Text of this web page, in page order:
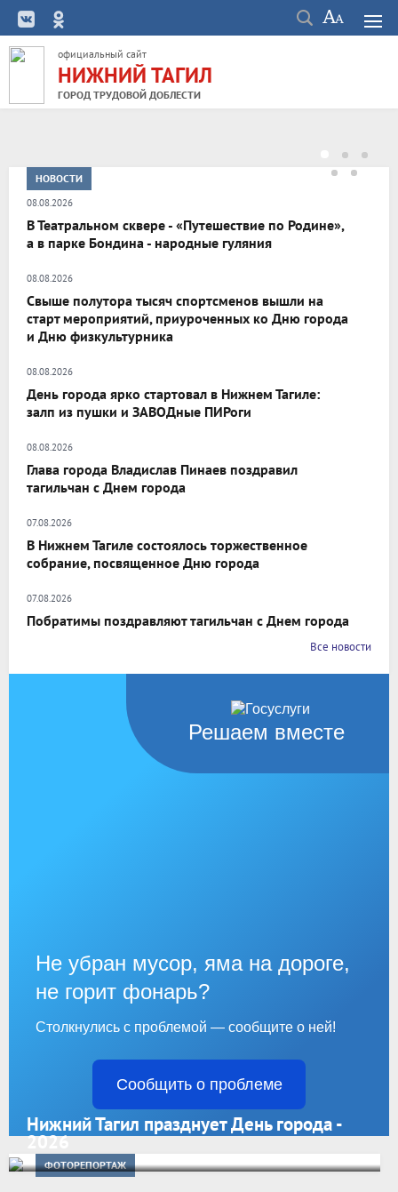
официальный сайт
НИЖНИЙ ТАГИЛ
ГОРОД ТРУДОВОЙ ДОБЛЕСТИ
НОВОСТИ
08.08.2026
В Театральном сквере - «Путешествие по Родине»,
а в парке Бондина - народные гуляния
08.08.2026
Свыше полутора тысяч спортсменов вышли на
старт мероприятий, приуроченных ко Дню города
и Дню физкультурника
08.08.2026
День города ярко стартовал в Нижнем Тагиле:
залп из пушки и ЗАВОДные ПИРоги
08.08.2026
Глава города Владислав Пинаев поздравил
тагильчан с Днем города
07.08.2026
В Нижнем Тагиле состоялось торжественное
собрание, посвященное Дню города
07.08.2026
Побратимы поздравляют тагильчан с Днем города
Все новости
Решаем вместе
Не убран мусор, яма на дороге,
не горит фонарь?
Столкнулись с проблемой — сообщите о ней!
Сообщить о проблеме
ФОТОРЕПОРТАЖ
Нижний Тагил празднует День города -
2026